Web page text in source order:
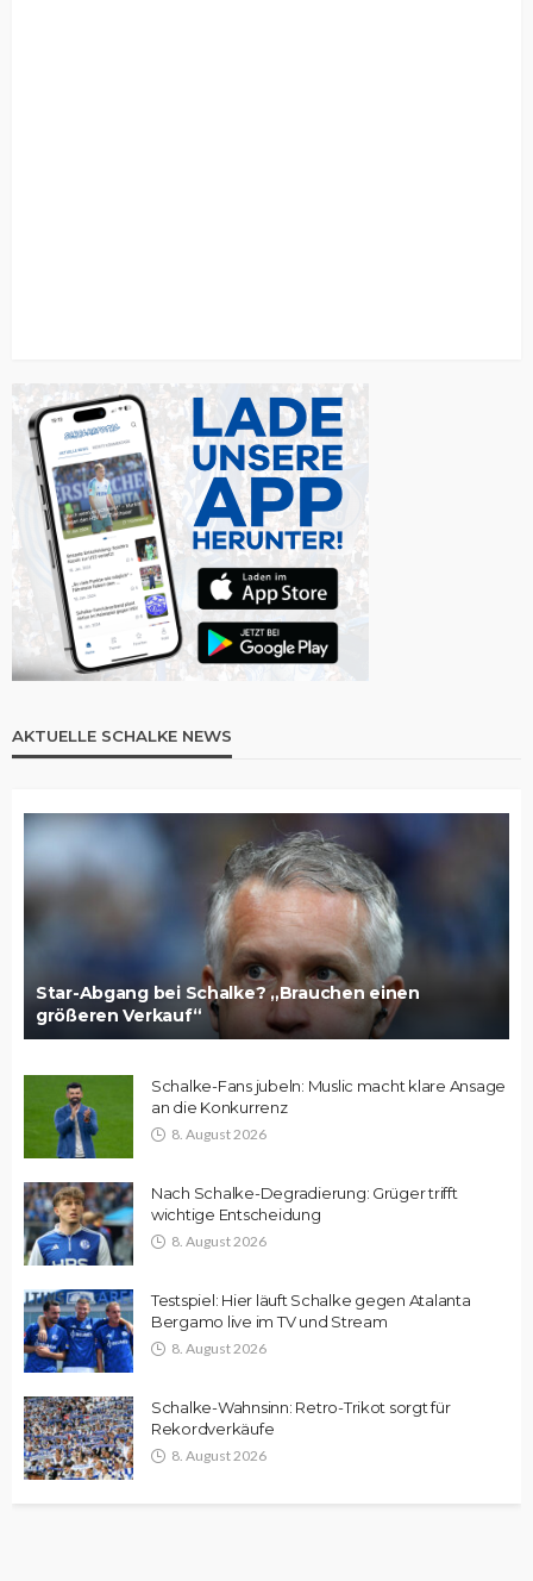
AKTUELLE SCHALKE NEWS
Star-Abgang bei Schalke? „Brauchen einen
größeren Verkauf“
Schalke-Fans jubeln: Muslic macht klare Ansage
an die Konkurrenz
8. August 2026
Nach Schalke-Degradierung: Grüger trifft
wichtige Entscheidung
8. August 2026
Testspiel: Hier läuft Schalke gegen Atalanta
Bergamo live im TV und Stream
8. August 2026
Schalke-Wahnsinn: Retro-Trikot sorgt für
Rekordverkäufe
8. August 2026